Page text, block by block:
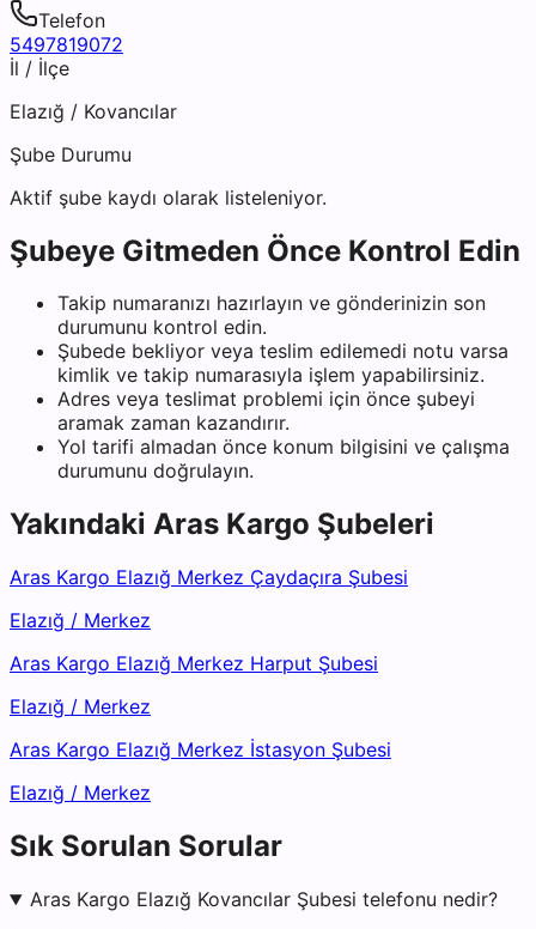
Telefon
5497819072
İl / İlçe
Elazığ / Kovancılar
Şube Durumu
Aktif şube kaydı olarak listeleniyor.
Şubeye Gitmeden Önce Kontrol Edin
Takip numaranızı hazırlayın ve gönderinizin son
durumunu kontrol edin.
Şubede bekliyor veya teslim edilemedi notu varsa
kimlik ve takip numarasıyla işlem yapabilirsiniz.
Adres veya teslimat problemi için önce şubeyi
aramak zaman kazandırır.
Yol tarifi almadan önce konum bilgisini ve çalışma
durumunu doğrulayın.
Yakındaki Aras Kargo Şubeleri
Aras Kargo Elazığ Merkez Çaydaçıra Şubesi
Elazığ / Merkez
Aras Kargo Elazığ Merkez Harput Şubesi
Elazığ / Merkez
Aras Kargo Elazığ Merkez İstasyon Şubesi
Elazığ / Merkez
Sık Sorulan Sorular
Aras Kargo Elazığ Kovancılar Şubesi telefonu nedir?